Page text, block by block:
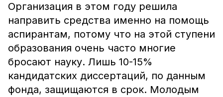
Организация в этом году решила
направить средства именно на помощь
аспирантам, потому что на этой ступени
образования очень часто многие
бросают науку. Лишь 10-15%
кандидатских диссертаций, по данным
фонда, защищаются в срок. Молодым